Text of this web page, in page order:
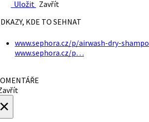
Uložit Zavřít
KDE TO SEHNAT
www.sephora.cz/p/airwash-dry-
www.sephora.cz/p…